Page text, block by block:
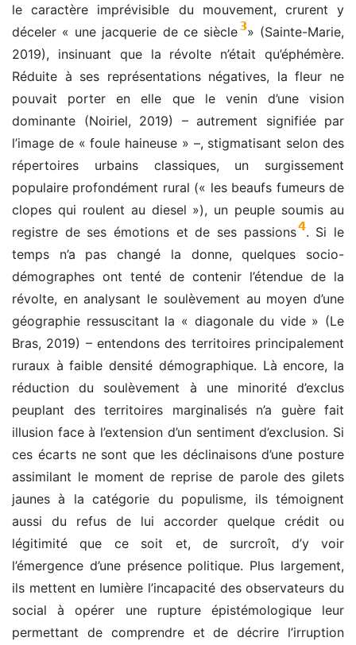
le caractère imprévisible du mouvement, crurent y
déceler « une jacquerie de ce siècle3» (Sainte-Marie,
2019), insinuant que la révolte n’était qu’éphémère.
Réduite à ses représentations négatives, la fleur ne
pouvait porter en elle que le venin d’une vision
dominante (Noiriel, 2019) – autrement signifiée par
l’image de « foule haineuse » –, stigmatisant selon des
répertoires urbains classiques, un surgissement
populaire profondément rural (« les beaufs fumeurs de
clopes qui roulent au diesel »), un peuple soumis au
registre de ses émotions et de ses passions4. Si le
temps n’a pas changé la donne, quelques socio-
démographes ont tenté de contenir l’étendue de la
révolte, en analysant le soulèvement au moyen d’une
géographie ressuscitant la « diagonale du vide » (Le
Bras, 2019) – entendons des territoires principalement
ruraux à faible densité démographique. Là encore, la
réduction du soulèvement à une minorité d’exclus
peuplant des territoires marginalisés n’a guère fait
illusion face à l’extension d’un sentiment d’exclusion. Si
ces écarts ne sont que les déclinaisons d’une posture
assimilant le moment de reprise de parole des gilets
jaunes à la catégorie du populisme, ils témoignent
aussi du refus de lui accorder quelque crédit ou
légitimité que ce soit et, de surcroît, d’y voir
l’émergence d’une présence politique. Plus largement,
ils mettent en lumière l’incapacité des observateurs du
social à opérer une rupture épistémologique leur
permettant de comprendre et de décrire l’irruption